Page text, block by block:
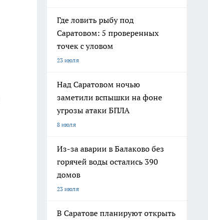
Где ловить рыбу под
Саратовом: 5 проверенных
точек с уловом
23 июля
Над Саратовом ночью
заметили вспышки на фоне
угрозы атаки БПЛА
8 июля
Из-за аварии в Балаково без
горячей воды остались 390
домов
23 июля
В Саратове планируют открыть